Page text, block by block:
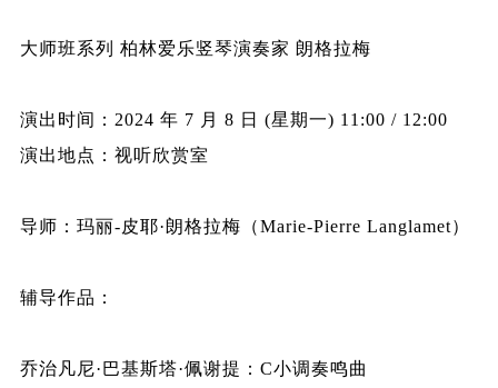
大师班系列 柏林爱乐竖琴演奏家 朗格拉梅
演出时间：2024 年 7 月 8 日 (星期一) 11:00 / 12:00
演出地点：视听欣赏室
导师：玛丽-皮耶·朗格拉梅（Marie-Pierre Langlamet）
辅导作品：
乔治凡尼·巴基斯塔·佩谢提：C小调奏鸣曲